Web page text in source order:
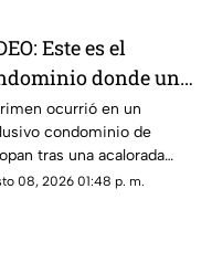
Este es el
donde un
fue asesinado
su compañero con
de trabajo en
ocurrió en un
condominio de
tras una acalorada
08, 2026 01:48 p. m.